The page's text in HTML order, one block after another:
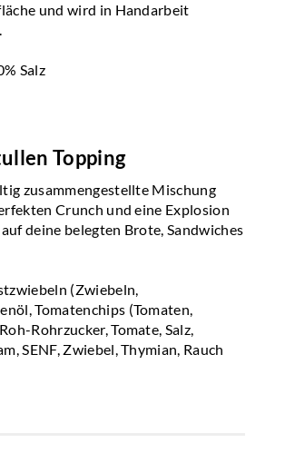
und wird in Handarbeit
Salz
Topping
zusammengestellte Mischung
Crunch und eine Explosion
deine belegten Brote, Sandwiches
(Zwiebeln,
Tomatenchips (Tomaten,
Rohrzucker, Tomate, Salz,
SENF, Zwiebel, Thymian, Rauch